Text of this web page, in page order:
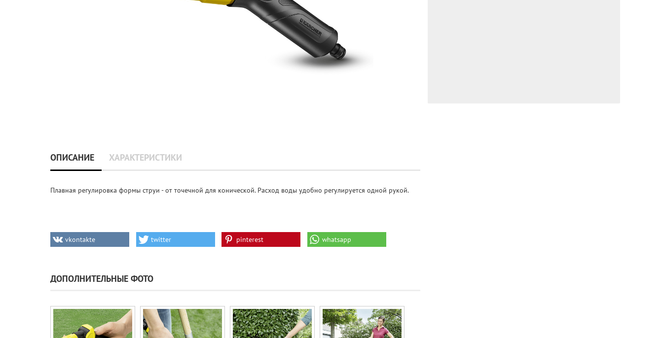
ОПИСАНИЕ ХАРАКТЕРИСТИКИ
Плавная регулировка формы струи - от точечной для конической. Расход воды удобно регулируется одной рукой.
vkontakte twitter pinterest whatsapp
ДОПОЛНИТЕЛЬНЫЕ ФОТО